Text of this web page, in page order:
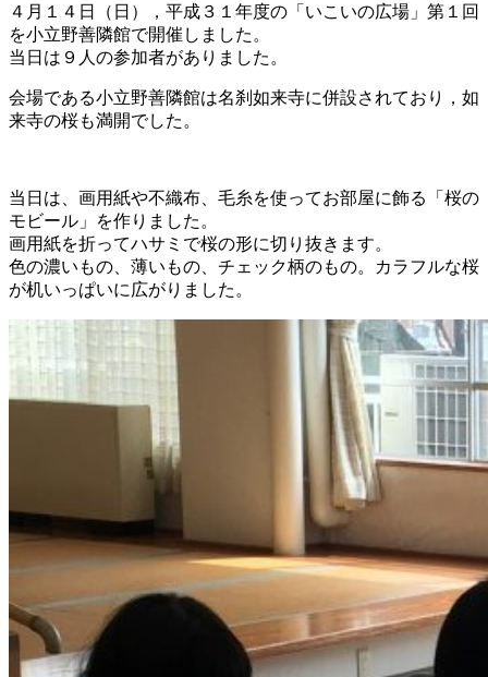
４月１４日（日），平成３１年度の「いこいの広場」第１回
を小立野善隣館で開催しました。
当日は９人の参加者がありました。
会場である小立野善隣館は名刹如来寺に併設されており，如
来寺の桜も満開でした。
当日は、画用紙や不織布、毛糸を使ってお部屋に飾る「桜の
モビール」を作りました。
画用紙を折ってハサミで桜の形に切り抜きます。
色の濃いもの、薄いもの、チェック柄のもの。カラフルな桜
が机いっぱいに広がりました。